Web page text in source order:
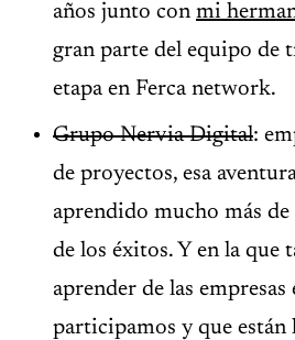
años junto con mi
gran parte del equipo de
etapa en Ferca network.
Grupo Nervia Digital:
de proyectos, esa
aprendido mucho más de
de los éxitos. Y en la que
aprender de las empresas
participamos y que están